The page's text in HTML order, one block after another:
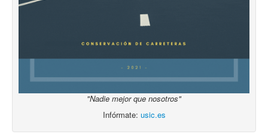
"Nadie mejor que nosotros"
Infórmate: usic.es